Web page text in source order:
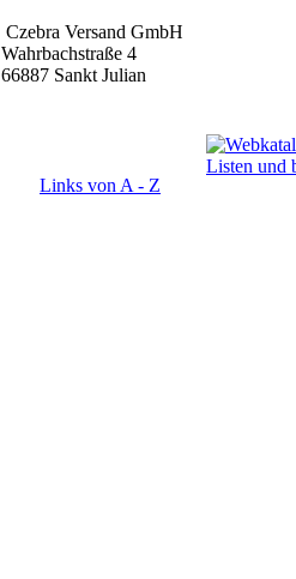
Czebra Versand GmbH
Wahrbachstraße 4
66887 Sankt Julian
Links von A - Z